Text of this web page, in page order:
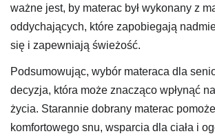
ważne jest, by materac był wykonany z
oddychających, które zapobiegają
się i zapewniają świeżość.
Podsumowując, wybór materaca dla
decyzja, która może znacząco wpłynąć
życia. Starannie dobrany materac
komfortowego snu, wsparcia dla ciała i